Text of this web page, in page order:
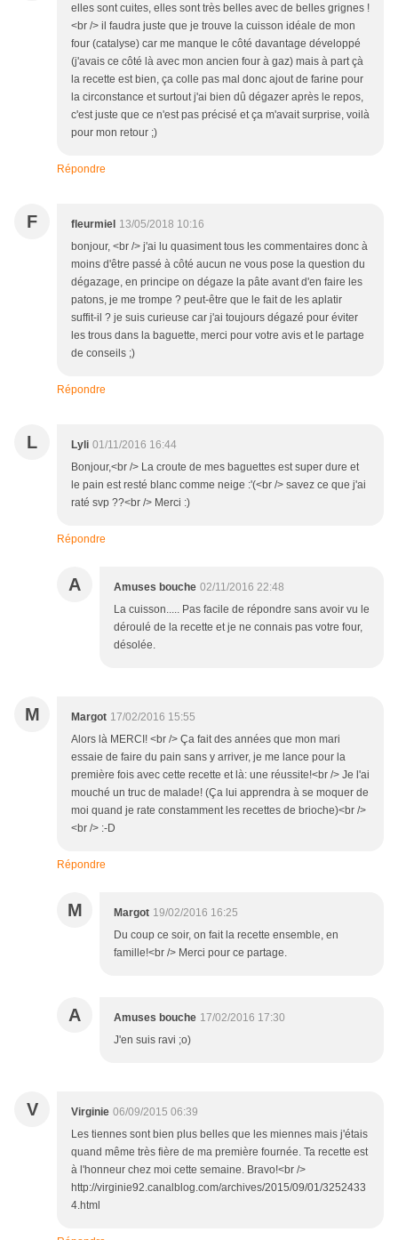
elles sont cuites, elles sont très belles avec de belles grignes !
<br /> il faudra juste que je trouve la cuisson idéale de mon
four (catalyse) car me manque le côté davantage développé
(j'avais ce côté là avec mon ancien four à gaz) mais à part çà
la recette est bien, ça colle pas mal donc ajout de farine pour
la circonstance et surtout j'ai bien dû dégazer après le repos,
c'est juste que ce n'est pas précisé et ça m'avait surprise, voilà
pour mon retour ;)
Répondre
F fleurmiel 13/05/2018 10:16
bonjour, <br /> j'ai lu quasiment tous les commentaires donc à
moins d'être passé à côté aucun ne vous pose la question du
dégazage, en principe on dégaze la pâte avant d'en faire les
patons, je me trompe ? peut-être que le fait de les aplatir
suffit-il ? je suis curieuse car j'ai toujours dégazé pour éviter
les trous dans la baguette, merci pour votre avis et le partage
de conseils ;)
Répondre
L Lyli 01/11/2016 16:44
Bonjour,<br /> La croute de mes baguettes est super dure et
le pain est resté blanc comme neige :'(<br /> savez ce que j'ai
raté svp ??<br /> Merci :)
Répondre
A Amuses bouche 02/11/2016 22:48
La cuisson..... Pas facile de répondre sans avoir vu le
déroulé de la recette et je ne connais pas votre four,
désolée.
M Margot 17/02/2016 15:55
Alors là MERCI! <br /> Ça fait des années que mon mari
essaie de faire du pain sans y arriver, je me lance pour la
première fois avec cette recette et là: une réussite!<br /> Je l'ai
mouché un truc de malade! (Ça lui apprendra à se moquer de
moi quand je rate constamment les recettes de brioche)<br />
<br /> :-D
Répondre
M Margot 19/02/2016 16:25
Du coup ce soir, on fait la recette ensemble, en
famille!<br /> Merci pour ce partage.
A Amuses bouche 17/02/2016 17:30
J'en suis ravi ;o)
V Virginie 06/09/2015 06:39
Les tiennes sont bien plus belles que les miennes mais j'étais
quand même très fière de ma première fournée. Ta recette est
à l'honneur chez moi cette semaine. Bravo!<br />
http://virginie92.canalblog.com/archives/2015/09/01/3252433
4.html